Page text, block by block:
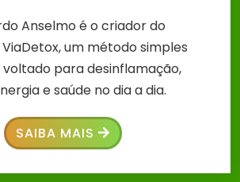
Anselmo é o criador do
um método simples
para desinflamação,
e saúde no dia a dia.
SAIBA MAIS